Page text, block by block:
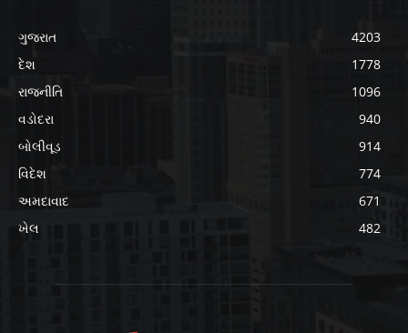
ગુજરાત
4203
દેશ
1778
રાજનીતિ
1096
વડોદરા
940
બોલીવૂડ
914
વિદેશ
774
અમદાવાદ
671
ખેલ
482